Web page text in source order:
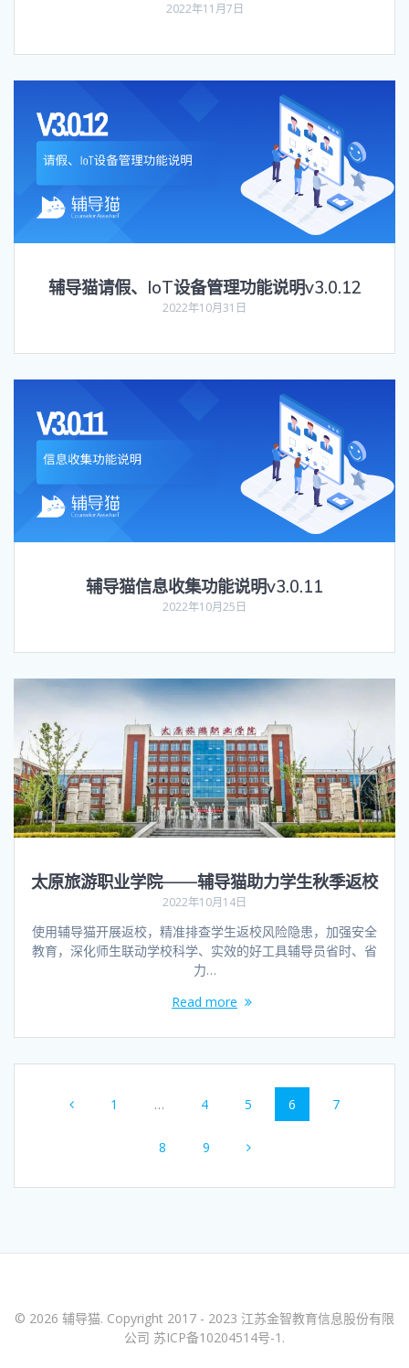
2022年11月7日
辅导猫请假、IoT设备管理功能说明v3.0.12
2022年10月31日
辅导猫信息收集功能说明v3.0.11
2022年10月25日
太原旅游职业学院——辅导猫助力学生秋季返校
2022年10月14日
使用辅导猫开展返校，精准排查学生返校风险隐患，加强安全
教育，深化师生联动学校科学、实效的好工具辅导员省时、省
力…
Read more
navigation
Page
1 … Page
4 Page
5 Page
6 Page
7
Page
8 Page
9
© 2026 辅导猫. Copyright 2017 - 2023 江苏金智教育信息股份有限
公司 苏ICP备10204514号-1.